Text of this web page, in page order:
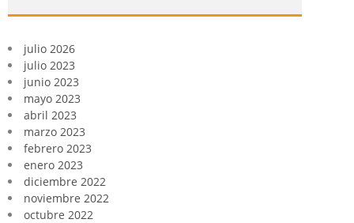
julio 2026
julio 2023
junio 2023
mayo 2023
abril 2023
marzo 2023
febrero 2023
enero 2023
diciembre 2022
noviembre 2022
octubre 2022